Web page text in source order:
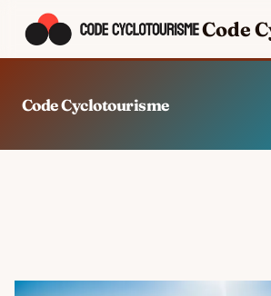
Code
Code Cyclotourisme